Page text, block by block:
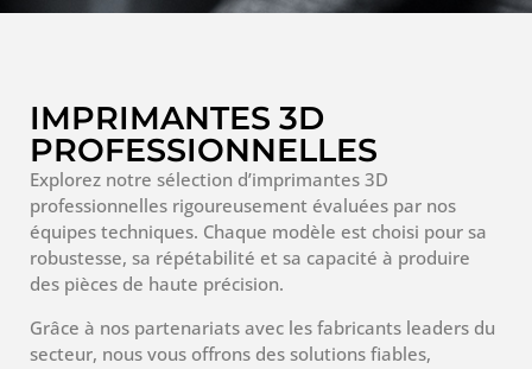
IMPRIMANTES 3D
PROFESSIONNELLES
Explorez notre sélection d’imprimantes 3D
professionnelles rigoureusement évaluées par nos
équipes techniques. Chaque modèle est choisi pour sa
robustesse, sa répétabilité et sa capacité à produire
des pièces de haute précision.
Grâce à nos partenariats avec les fabricants leaders du
secteur, nous vous offrons des solutions fiables,